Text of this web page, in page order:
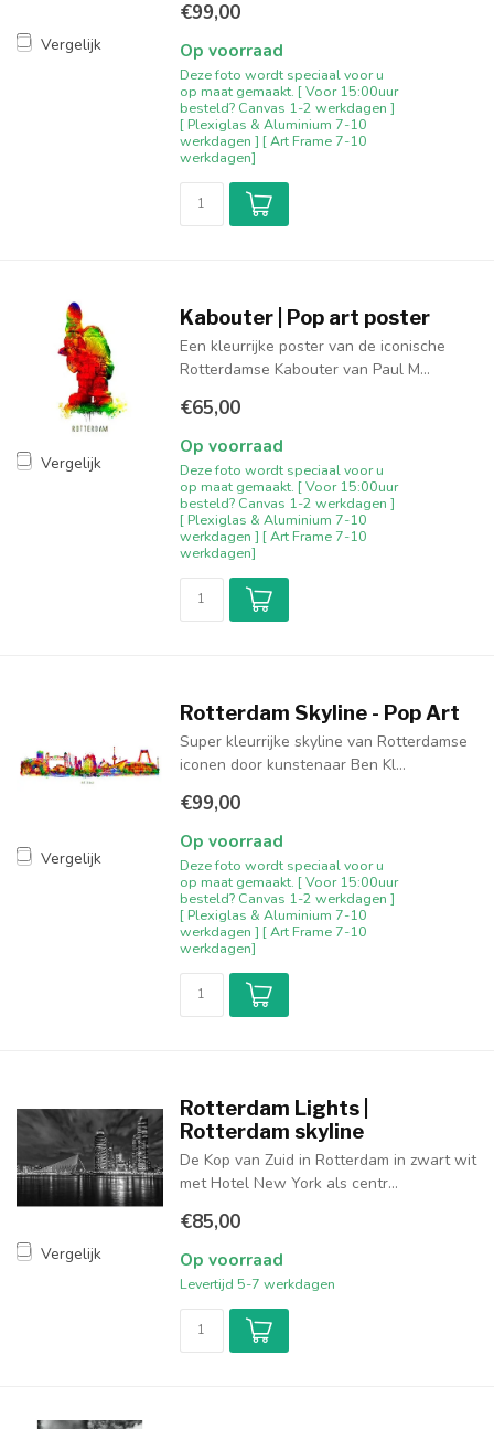
Vergelijk
€99,00
Op voorraad
Deze foto wordt speciaal voor u
op maat gemaakt. [ Voor 15:00uur
besteld? Canvas 1-2 werkdagen ]
[ Plexiglas & Aluminium 7-10
werkdagen ] [ Art Frame 7-10
werkdagen]
Vergelijk
Kabouter | Pop art poster
Een kleurrijke poster van de iconische
Rotterdamse Kabouter van Paul M...
€65,00
Op voorraad
Deze foto wordt speciaal voor u
op maat gemaakt. [ Voor 15:00uur
besteld? Canvas 1-2 werkdagen ]
[ Plexiglas & Aluminium 7-10
werkdagen ] [ Art Frame 7-10
werkdagen]
Vergelijk
Rotterdam Skyline - Pop Art
Super kleurrijke skyline van Rotterdamse
iconen door kunstenaar Ben Kl...
€99,00
Op voorraad
Deze foto wordt speciaal voor u
op maat gemaakt. [ Voor 15:00uur
besteld? Canvas 1-2 werkdagen ]
[ Plexiglas & Aluminium 7-10
werkdagen ] [ Art Frame 7-10
werkdagen]
Vergelijk
Rotterdam Lights |
Rotterdam skyline
De Kop van Zuid in Rotterdam in zwart wit
met Hotel New York als centr...
€85,00
Op voorraad
Levertijd 5-7 werkdagen